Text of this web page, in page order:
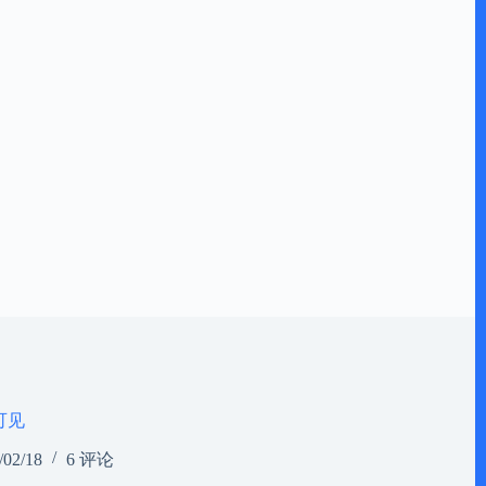
见
18 6 评论